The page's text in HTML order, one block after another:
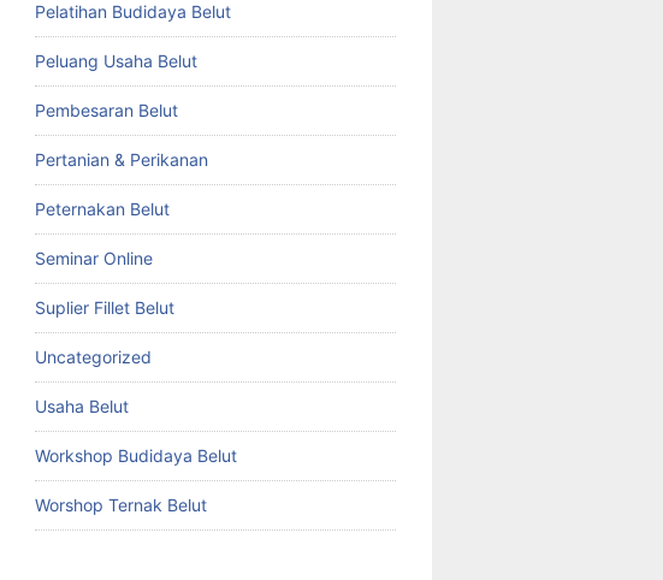
Pelatihan Budidaya Belut
Peluang Usaha Belut
Pembesaran Belut
Pertanian & Perikanan
Peternakan Belut
Seminar Online
Suplier Fillet Belut
Uncategorized
Usaha Belut
Workshop Budidaya Belut
Worshop Ternak Belut